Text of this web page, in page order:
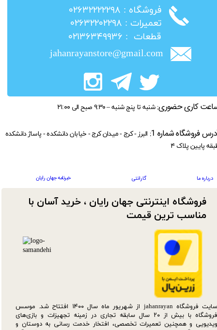
​فروشگاه : ۰۲۶۳۲۲۲۲۲۹۸
​تعمیرات : ۰۲۶۳۲۲۰۲۲۹۸
​قطعات : ۰۲۱۳۶۳۴۹۹۳۶
jahanrayanstore@gmail.com
سایت فروشگاه jahanrayan از شهریور ماه سال ۱۴۰۰ افتتاح شد. موسس
فروشگاه با بیش از ۲۰ سال سابقه تجاری در زمینه تجهیزات و بازی‌های
ویدیویی و همچنین تعمیرات تخصصی، افتخار خدمت رسانی به دوستان و
فروشگاه اینترنتی جهان رایان ، خرید آسان با
مناسب ترین قیمت​​​​​​​
کاری حضوری: شنبه تا پنج شنبه – ۹:۳۰ صبح الی ۲۱:۰۰
درباره ما گارانتی خبرنامه جهان رایان
فروشگاه شماره 1:
البرز - کرج - میدان کرج - خیابان دانشکده - پاساژ دانشکده
پایین پلاک ۴